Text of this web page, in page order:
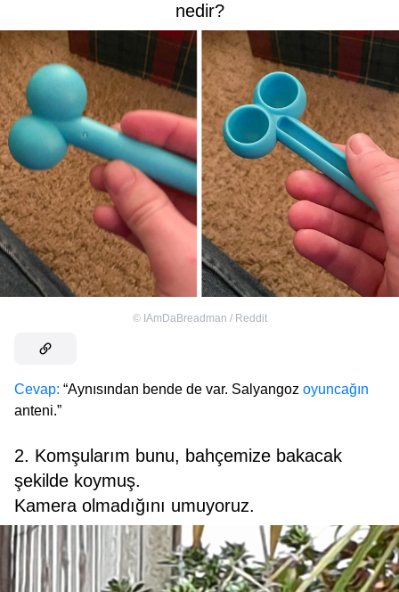
nedir?
© IAmDaBreadman / Reddit
Cevap: “Aynısından bende de var. Salyangoz oyuncağın
anteni.”
2. Komşularım bunu, bahçemize bakacak
şekilde koymuş.
Kamera olmadığını umuyoruz.